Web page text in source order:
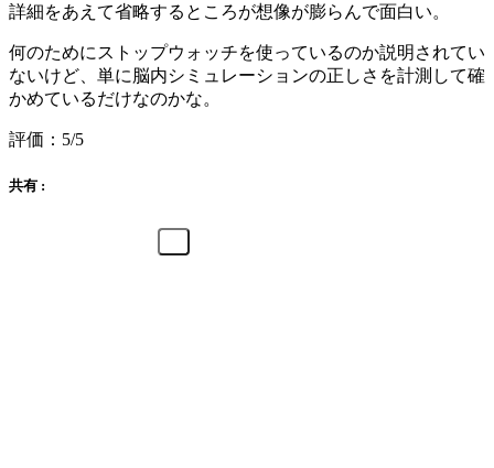
詳細をあえて省略するところが想像が膨らんで面白い。
何のためにストップウォッチを使っているのか説明されてい
ないけど、単に脳内シミュレーションの正しさを計測して確
かめているだけなのかな。
評価：5/5
共有 :